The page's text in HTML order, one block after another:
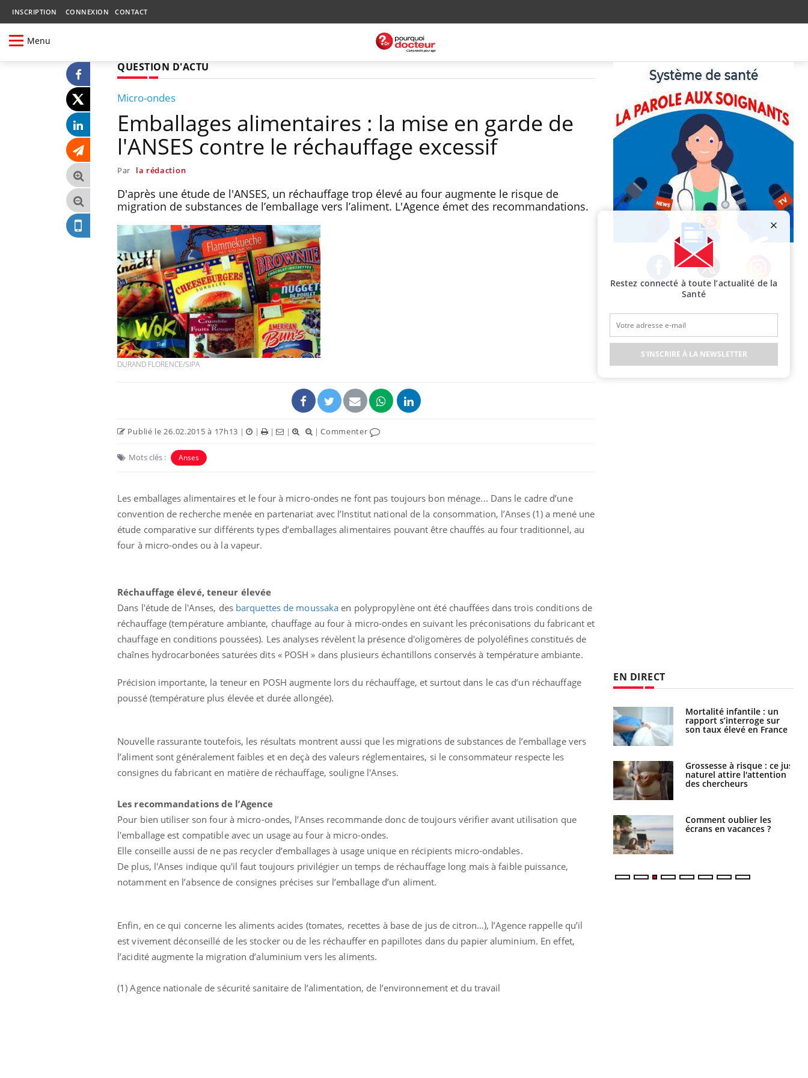
INSCRIPTION CONNEXION CONTACT
Menu
QUESTION D'ACTU
Micro-ondes
Emballages alimentaires : la mise en garde de
l'ANSES contre le réchauffage excessif
Par la rédaction
D'après une étude de l'ANSES, un réchauffage trop élevé au four augmente le risque de
migration de substances de l’emballage vers l’aliment. L'Agence émet des recommandations.
DURAND FLORENCE/SIPA
Publié le 26.02.2015 à 17h13 | | | | |Commenter
Mots clés : Anses
Les emballages alimentaires et le four à micro-ondes ne font pas toujours bon ménage... Dans le cadre d’une
convention de recherche menée en partenariat avec l’Institut national de la consommation, l’Anses (1) a mené une
étude comparative sur différents types d’emballages alimentaires pouvant être chauffés au four traditionnel, au
four à micro-ondes ou à la vapeur.
Réchauffage élevé, teneur élevée
Dans l'étude de l'Anses, des barquettes de moussaka en polypropylène ont été chauffées dans trois conditions de
réchauffage (température ambiante, chauffage au four à micro-ondes en suivant les préconisations du fabricant et
chauffage en conditions poussées). Les analyses révèlent la présence d'oligomères de polyoléfines constitués de
chaînes hydrocarbonées saturées dits « POSH » dans plusieurs échantillons conservés à température ambiante.
Précision importante, la teneur en POSH augmente lors du réchauffage, et surtout dans le cas d’un réchauffage
poussé (température plus élevée et durée allongée).
Nouvelle rassurante toutefois, les résultats montrent aussi que les migrations de substances de l’emballage vers
l’aliment sont généralement faibles et en deçà des valeurs réglementaires, si le consommateur respecte les
consignes du fabricant en matière de réchauffage, souligne l'Anses.
Les recommandations de l’Agence
Pour bien utiliser son four à micro-ondes, l’Anses recommande donc de toujours vérifier avant utilisation que
l'emballage est compatible avec un usage au four à micro-ondes.
Elle conseille aussi de ne pas recycler d’emballages à usage unique en récipients micro-ondables.
De plus, l'Anses indique qu'il faut toujours privilégier un temps de réchauffage long mais à faible puissance,
notamment en l’absence de consignes précises sur l’emballage d’un aliment.
Enfin, en ce qui concerne les aliments acides (tomates, recettes à base de jus de citron…), l’Agence rappelle qu’il
est vivement déconseillé de les stocker ou de les réchauffer en papillotes dans du papier aluminium. En effet,
l’acidité augmente la migration d’aluminium vers les aliments.
(1) Agence nationale de sécurité sanitaire de l’alimentation, de l’environnement et du travail
Facebook Twitter Instagram
EN DIRECT
Mon enfant est-il trop
sensible ou simplement
Bébés, jeunes enfants :
pharmacie pour les
vacances ?
Comment éviter une otite
Hantavirus : un cas
détecté chez un touriste
Mortalité infantile : un
rapport s’interroge sur
son taux élevé en France
Grossesse à risque : ce jus
naturel attire l'attention
des chercheurs
Comment oublier les
écrans en vacances ?
Restez connecté à toute l’actualité de la
Santé
S'INSCRIRE À LA NEWSLETTER